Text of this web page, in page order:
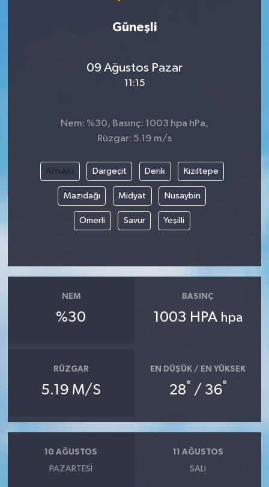
Güneşli
09 Ağustos Pazar
11:15
Nem: %30, Basınç: 1003 hpa hPa,
Rüzgar: 5.19 m/s
Artuklu Dargeçit Derik Kızıltepe
Mazıdağı Midyat Nusaybin
Ömerli Savur Yeşilli
NEM
%30
BASINÇ
1003 HPA hpa
RÜZGAR
5.19 M/S
EN DÜŞÜK / EN YÜKSEK
28° / 36°
10 AĞUSTOS
PAZARTESI
11 AĞUSTOS
SALI
BİLİM VE TEKNOLOJİ
Düzce
Ekonomi
GÜNDEM
Kültür - Sanat
Politika